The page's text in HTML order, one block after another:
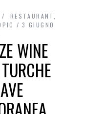
RESTAURANT,
3 GIUGNO
WINE